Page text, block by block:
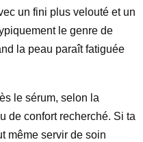
un fini plus velouté et un
le genre de
la peau paraît fatiguée
le sérum, selon la
de confort recherché. Si ta
même servir de soin